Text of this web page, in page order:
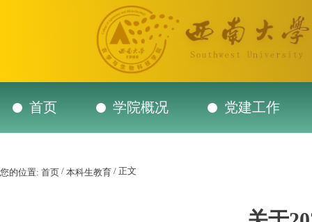
首页 学院概况 党建工作
您的位置: 首页 / 本科生教育 / 正文